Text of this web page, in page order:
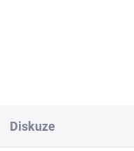
Diskuze